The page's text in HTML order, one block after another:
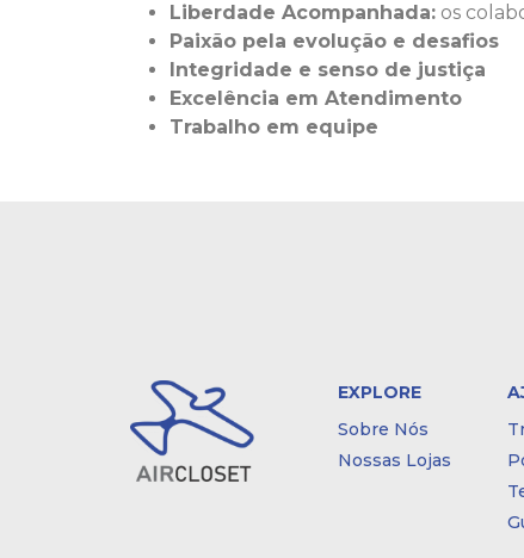
Liberdade Acompanhada: os
Paixão pela evolução e desafios
Integridade e senso de justiça
Excelência em Atendimento
Trabalho em equipe
EXPLORE
Sobre Nós
Nossas Lojas